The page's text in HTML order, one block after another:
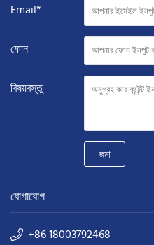
Email*
ফোন
বিষয়বস্তু
জমা
যোগাযোগ
+86 18003792468